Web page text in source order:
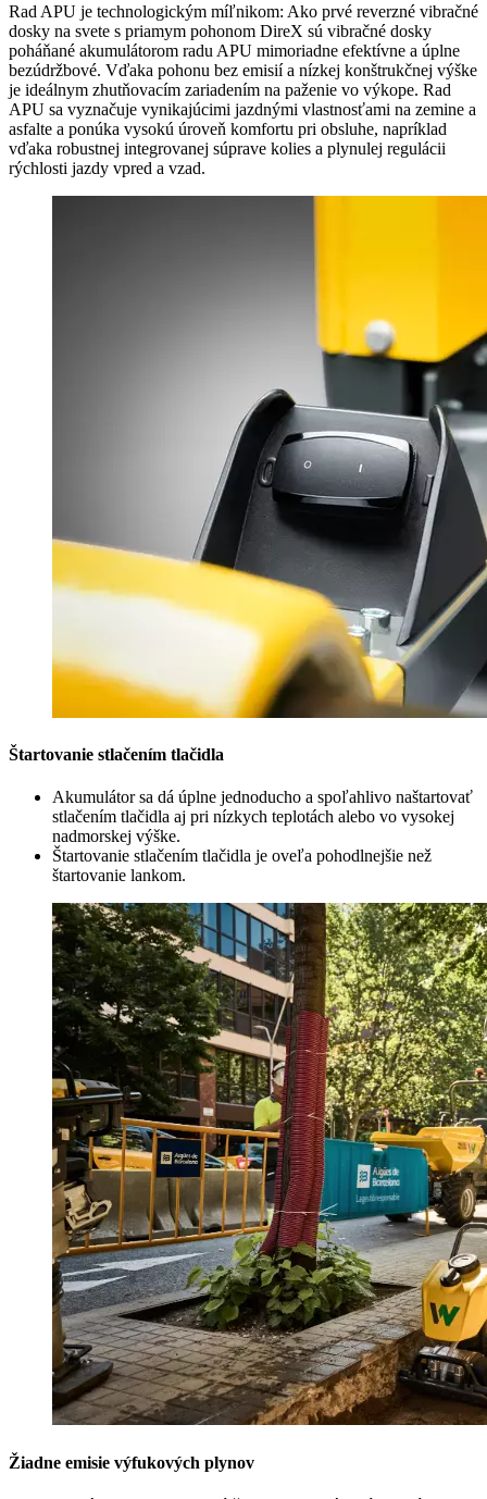
Rad APU je technologickým míľnikom: Ako prvé reverzné vibračné
dosky na svete s priamym pohonom DireX sú vibračné dosky
poháňané akumulátorom radu APU mimoriadne efektívne a úplne
bezúdržbové. Vďaka pohonu bez emisií a nízkej konštrukčnej výške
je ideálnym zhutňovacím zariadením na paženie vo výkope. Rad
APU sa vyznačuje vynikajúcimi jazdnými vlastnosťami na zemine a
asfalte a ponúka vysokú úroveň komfortu pri obsluhe, napríklad
vďaka robustnej integrovanej súprave kolies a plynulej regulácii
rýchlosti jazdy vpred a vzad.
Štartovanie stlačením tlačidla
Akumulátor sa dá úplne jednoducho a spoľahlivo naštartovať
stlačením tlačidla aj pri nízkych teplotách alebo vo vysokej
nadmorskej výške.
Štartovanie stlačením tlačidla je oveľa pohodlnejšie než
štartovanie lankom.
Žiadne emisie výfukových plynov